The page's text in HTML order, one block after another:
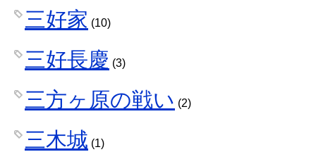
三好家 (10)
三好長慶 (3)
三方ヶ原の戦い (2)
三木城 (1)